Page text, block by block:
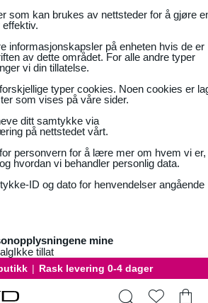
som kan brukes av nettsteder for å gjøre
informasjonskapsler på enheten hvis de er
av dette området. For alle andre typer
vi din tillatelse.
typer cookies. Noen cookies er
som vises på våre sider.
ditt samtykke via
på nettstedet vårt.
personvern for å lære mer om hvem vi er,
hvordan vi behandler personlig data.
ID og dato for henvendelser angående
mine
Ikke tillat
| Rask levering 0-4 dager